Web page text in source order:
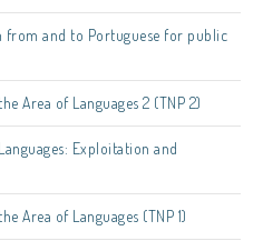
from and to Portuguese for public
Area of Languages 2 (TNP 2)
Exploitation and
Area of Languages (TNP 1)